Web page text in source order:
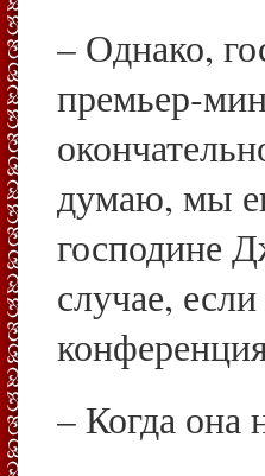
– Однако,
думаю, мы
господине
случае,
– Когда